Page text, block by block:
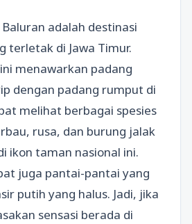
adalah destinasi
terletak di Jawa Timur.
menawarkan padang
dengan padang rumput di
melihat berbagai spesies
rusa, dan burung jalak
ikon taman nasional ini.
juga pantai-pantai yang
putih yang halus. Jadi, jika
sensasi berada di